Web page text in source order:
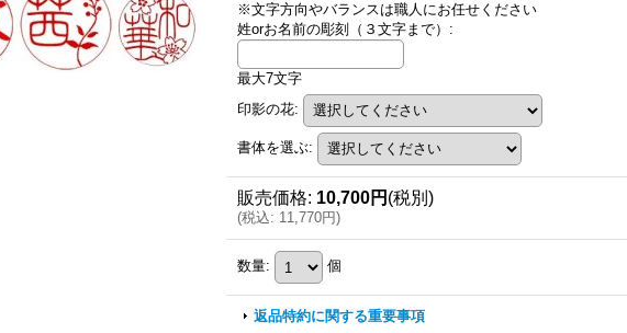
※文字方向やバランスは職人にお任せください
姓orお名前の彫刻（３文字まで） :
最大7文字
印影の花:
書体を選ぶ:
販売価格: 10,700円 (税別)
(税込: 11,770円)
数量: 個
返品特約に関する重要事項